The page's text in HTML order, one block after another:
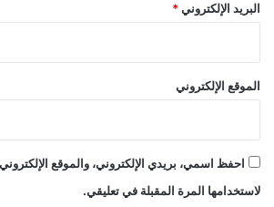
البريد الإلكتروني*
الموقع الإلكتروني
احفظ اسمي، بريدي الإلكتروني، والموقع
لاستخدامها المرة المقبلة في تعليقي.